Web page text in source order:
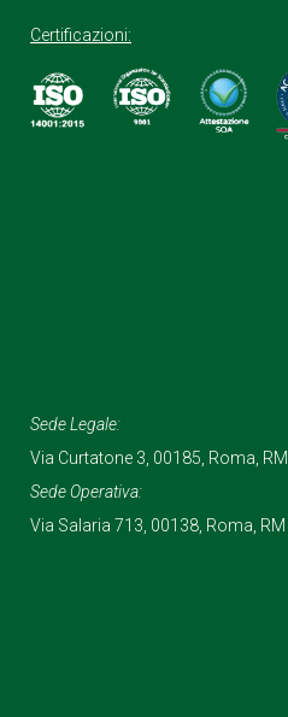
Certificazioni:
Sede Legale:
Via Curtatone 3, 00185, Roma, RM
Sede Operativa:
Via Salaria 713, 00138, Roma, RM